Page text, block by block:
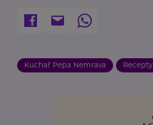
Kuchař Pepa Nemrava Recepty